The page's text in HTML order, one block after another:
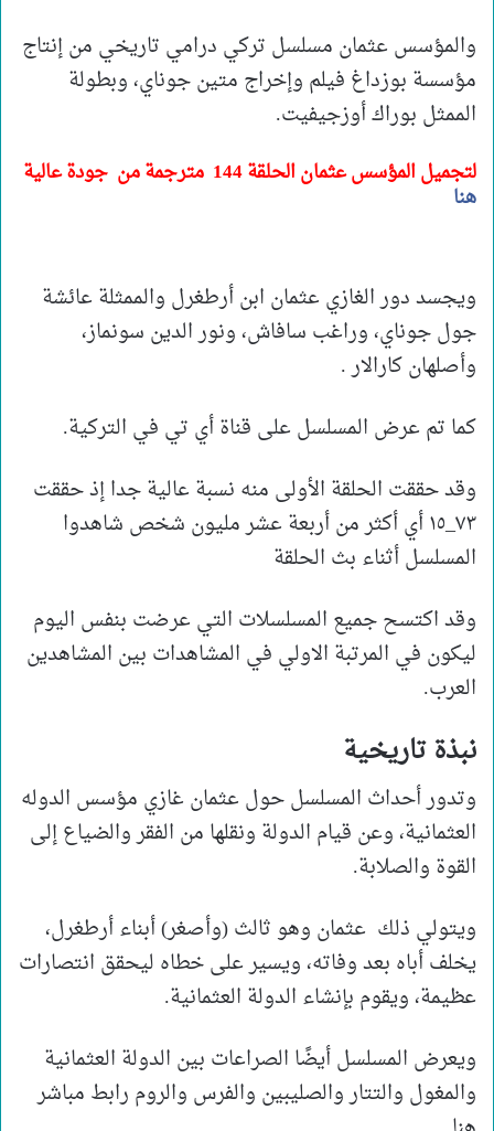
والمؤسس عثمان مسلسل تركي درامي تاريخي من إنتاج
مؤسسة بوزداغ فيلم وإخراج متين جوناي، وبطولة
الممثل بوراك أوزجيفيت.
لتجميل المؤسس عثمان الحلقة 144 مترجمة من جودة عالية
هنا
ويجسد دور الغازي عثمان ابن أرطغرل والممثلة عائشة
جول جوناي، وراغب سافاش، ونور الدين سونماز،
وأصلهان كارالار .
كما تم عرض المسلسل على قناة أي تي في التركية.
وقد حققت الحلقة الأولى منه نسبة عالية جدا إذ حققت
٧٣_١٥ أي أكثر من أربعة عشر مليون شخص شاهدوا
المسلسل أثناء بث الحلقة
وقد اكتسح جميع المسلسلات التي عرضت بنفس اليوم
ليكون في المرتبة الاولي في المشاهدات بين المشاهدين
العرب.
نبذة تاريخية
وتدور أحداث المسلسل حول عثمان غازي مؤسس الدوله
العثمانية، وعن قيام الدولة ونقلها من الفقر والضياع إلى
القوة والصلابة.
ويتولي ذلك عثمان وهو ثالث (وأصغر) أبناء أرطغرل،
يخلف أباه بعد وفاته، ويسير على خطاه ليحقق انتصارات
عظيمة، ويقوم بإنشاء الدولة العثمانية.
ويعرض المسلسل أيضًا الصراعات بين الدولة العثمانية
والمغول والتتار والصليبين والفرس والروم رابط مباشر